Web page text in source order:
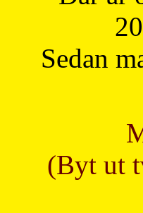
Sedan
(Byt ut